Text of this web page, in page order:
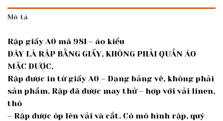
Mô tả
Rập giấy A0 mã 981 – áo kiểu
ĐÂY LÀ RẬP BẰNG GIẤY, KHÔNG PHẢI QUẦN ÁO
MẶC ĐƯỢC,
Rập được in từ giấy A0 – Dạng bảng vẽ, không phải
sản phẩm. Rập đã được may thử – hợp với vải linen,
thô
– Rập được ôp lên vải và cắt. Có mô hình rập, quý